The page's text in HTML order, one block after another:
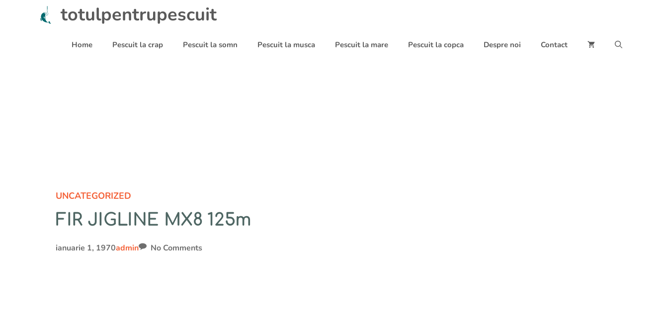
totulpentrupescuit
Home Pescuit la crap Pescuit la somn Pescuit la musca Pescuit la mare Pescuit la copca Despre noi Contact
UNCATEGORIZED
FIR JIGLINE MX8 125m
ianuarie 1, 1970admin No Comments